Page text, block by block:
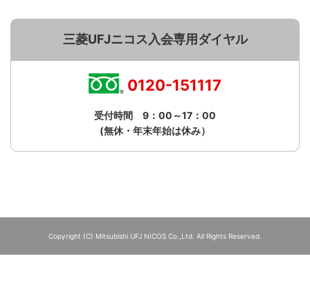
三菱UFJニコス入会専用ダイヤル
0120-151117
受付時間 9：00～17：00
(無休・年末年始は休み）
Copyright (C) Mitsubishi UFJ NICOS Co.,Ltd. All Rights Reserved.